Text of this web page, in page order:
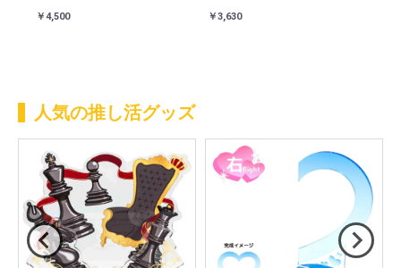
￥4,500 ￥3,630
人気の推し活グッズ